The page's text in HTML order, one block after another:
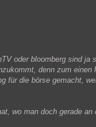
oder bloomberg sind ja
denn zum einen
für die börse gemacht,
wo man doch gerade an